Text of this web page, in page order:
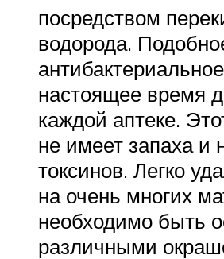
посредством
водорода.
настоящее время
каждой аптеке.
не имеет запаха и
токсинов. Легко
на очень многих
необходимо быть
различными